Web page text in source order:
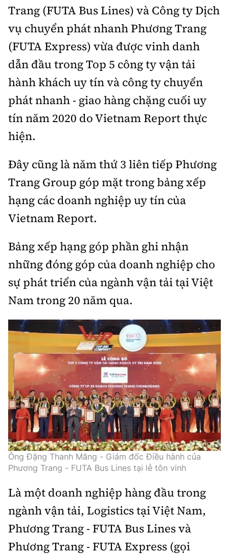
Nhà thầu
Mời thầu - Đấu thầu
Thi viết về GTVT
Gương sáng giao thông
Âm nhạc
Hậu trường sao
360 độ thể thao
Sản phẩm mới
Tư vấn
Thế giới
Thời sự Quốc tế
Hồ sơ tài liệu
Thế giới giao thông
Thế giới xây dựng
Đi ++
Du lịch
Khám phá
Lối sống
Ẩm thực
Video
Thời sự
Khám phá
Camera giao thông
Câu chuyện giao thông
Giải trí - Thể thao
Cơ quan chủ quản: Bộ Xây dựng
Giấy phép số: 03/GP-BVHTTDL, cấp ngày 1/4/2025.
Tòa soạn: Số 2 Nguyễn Công Hoan, phường Giảng Võ,
Hà Nội.
Phó Tổng biên tập:Nguyễn Sơn Tùng,
Nguyễn Đức Thắng, La Đức Hùng
Hotline:
0901 514 799
Quảng cáo và Phát hành:
0915 057 282
Email:bandoc@baoxaydung.vn
Cấm sao chép dưới mọi hình thức nếu không có sự
chấp thuận bằng văn bản.
Thông tin tòa
soạn
Trang (FUTA Bus Lines) và Công ty Dịch
vụ chuyển phát nhanh Phương Trang
(FUTA Express) vừa được vinh danh
dẫn đầu trong Top 5 công ty vận tải
hành khách uy tín và công ty chuyển
phát nhanh - giao hàng chặng cuối uy
tín năm 2020 do Vietnam Report thực
hiện.
Đây cũng là năm thứ 3 liên tiếp Phương
Trang Group góp mặt trong bảng xếp
hạng các doanh nghiệp uy tín của
Vietnam Report.
Bảng xếp hạng góp phần ghi nhận
những đóng góp của doanh nghiệp cho
sự phát triển của ngành vận tải tại Việt
Nam trong 20 năm qua.
Ông Đặng Thanh Măng - Giám đốc Điều hành của
Phương Trang - FUTA Bus Lines tại lễ tôn vinh
Là một doanh nghiệp hàng đầu trong
ngành vận tải, Logistics tại Việt Nam,
Phương Trang - FUTA Bus Lines và
Phương Trang - FUTA Express (gọi